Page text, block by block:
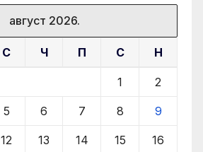
август 2026.
С Ч П С Н
1 2
5 6 7 8 9
12 13 14 15 16